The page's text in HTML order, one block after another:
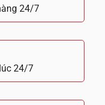
24/7
24/7